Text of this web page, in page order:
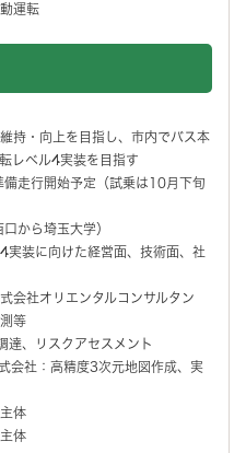
運転
・向上を目指し、市内でバス本
レベル4実装を目指す
走行開始予定（試乗は10月下旬
から埼玉大学）
実装に向けた経営面、技術面、社
会社オリエンタルコンサルタン
等
リスクアセスメント
：高精度3次元地図作成、実
体
体